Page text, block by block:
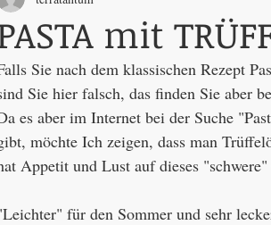
mit
Sie nach dem klassischen Rezept
Sie hier falsch, das finden Sie aber
es aber im Internet bei der Suche
möchte Ich zeigen, dass man
Appetit und Lust auf dieses
für den Sommer und sehr